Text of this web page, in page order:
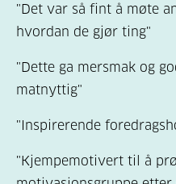
"Det var så fint å møte
hvordan de gjør ting"
"Dette ga mersmak og
matnyttig"
"Inspirerende
"Kjempemotivert til å